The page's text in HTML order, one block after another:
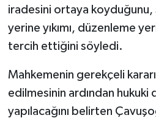
iradesini ortaya koyduğunu,
yerine yıkımı, düzenleme
tercih ettiğini söyledi.
Mahkemenin gerekçeli
edilmesinin ardından
yapılacağını belirten